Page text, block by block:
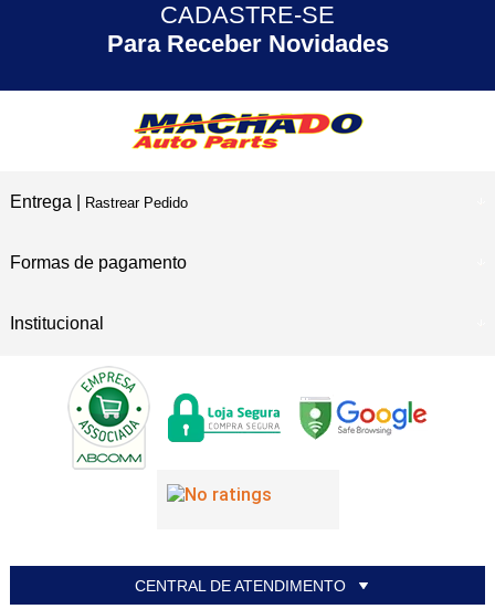
30 ANOS
CADASTRE-SE
Para Receber Novidades
Entrega | Rastrear Pedido
Formas de pagamento
Institucional
CENTRAL DE ATENDIMENTO